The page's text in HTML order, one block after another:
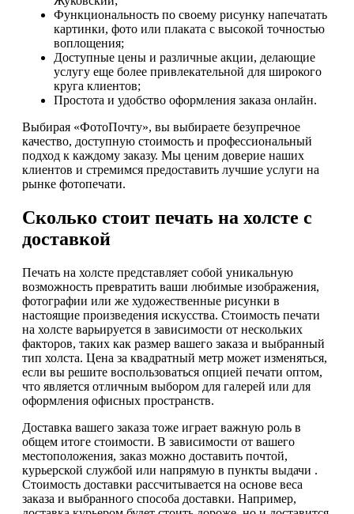
Функциональность по своему рисунку напечатать
картинки, фото или плаката с высокой точностью
воплощения;
Доступные цены и различные акции, делающие
услугу еще более привлекательной для широкого
круга клиентов;
Простота и удобство оформления заказа онлайн.
Выбирая «ФотоПочту», вы выбираете безупречное
качество, доступную стоимость и профессиональный
подход к каждому заказу. Мы ценим доверие наших
клиентов и стремимся предоставить лучшие услуги на
рынке фотопечати.
Сколько стоит печать на холсте с
доставкой
Печать на холсте представляет собой уникальную
возможность превратить ваши любимые изображения,
фотографии или же художественные рисунки в
настоящие произведения искусства. Стоимость печати
на холсте варьируется в зависимости от нескольких
факторов, таких как размер вашего заказа и выбранный
тип холста. Цена за квадратный метр может изменяться,
если вы решите воспользоваться опцией печати оптом,
что является отличным выбором для галерей или для
оформления офисных пространств.
Доставка вашего заказа тоже играет важную роль в
общем итоге стоимости. В зависимости от вашего
местоположения, заказ можно доставить почтой,
курьерской службой или напрямую в пункты выдачи .
Стоимость доставки рассчитывается на основе веса
заказа и выбранного способа доставки. Например,